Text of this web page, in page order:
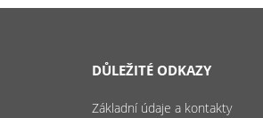
DŮLEŽITÉ ODKAZY
Základní údaje a kontakty